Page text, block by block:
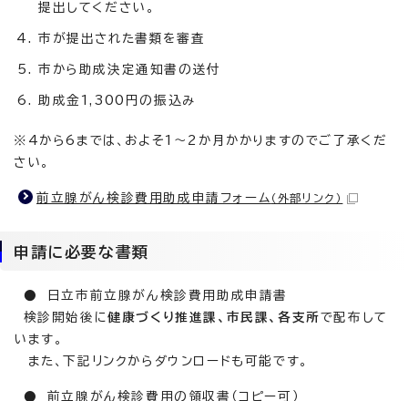
提出してください。
市が提出された書類を審査
市から助成決定通知書の送付
助成金1,300円の振込み
※4から6までは、およそ1～2か月かかりますのでご了承くだ
さい。
前立腺がん検診費用助成申請フォーム （外部リンク）
申請に必要な書類
● 日立市前立腺がん検診費用助成申請書
検診開始後に健康づくり推進課、市民課、各支所で配布して
います。
また、下記リンクからダウンロードも可能です。
● 前立腺がん検診費用の領収書（コピー可）